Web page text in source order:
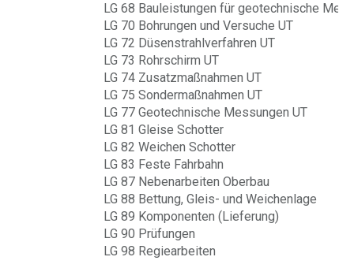
LG 68 Bauleistungen für geotechnische
LG 70 Bohrungen und Versuche UT
LG 72 Düsenstrahlverfahren UT
LG 73 Rohrschirm UT
LG 74 Zusatzmaßnahmen UT
LG 75 Sondermaßnahmen UT
LG 77 Geotechnische Messungen UT
LG 81 Gleise Schotter
LG 82 Weichen Schotter
LG 83 Feste Fahrbahn
LG 87 Nebenarbeiten Oberbau
LG 88 Bettung, Gleis- und Weichenlage
LG 89 Komponenten (Lieferung)
LG 90 Prüfungen
LG 98 Regiearbeiten